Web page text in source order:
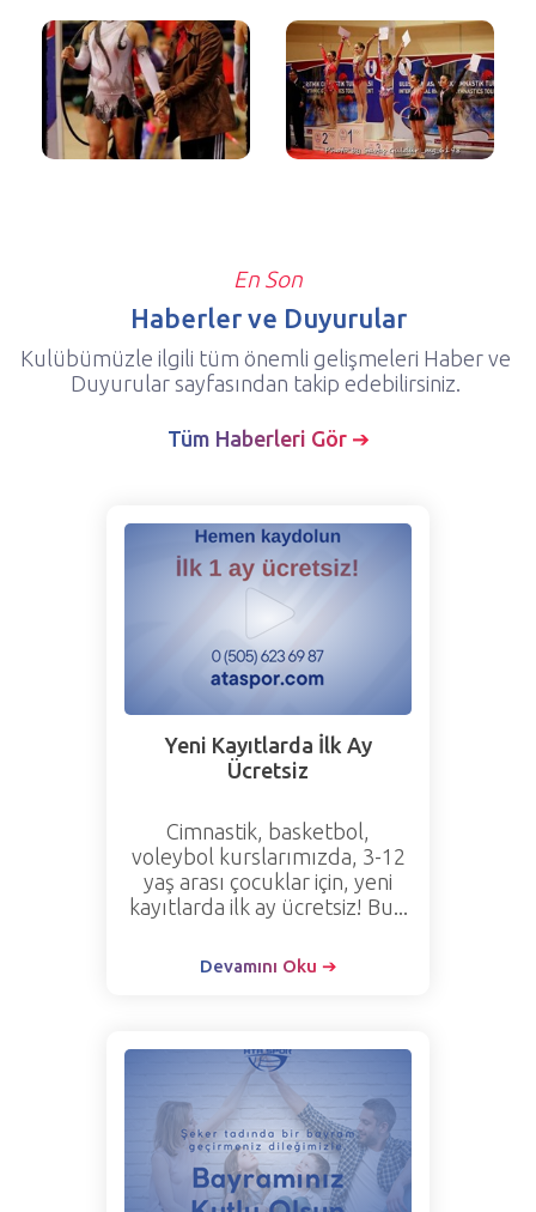
En Son
Haberler ve Duyurular
Kulübümüzle ilgili tüm önemli gelişmeleri Haber ve
Duyurular sayfasından takip edebilirsiniz.
Tüm Haberleri Gör ➔
Yeni Kayıtlarda İlk Ay
Ücretsiz
Cimnastik, basketbol,
voleybol kurslarımızda, 3-12
yaş arası çocuklar için, yeni
kayıtlarda ilk ay ücretsiz! Bu...
Devamını Oku ➔